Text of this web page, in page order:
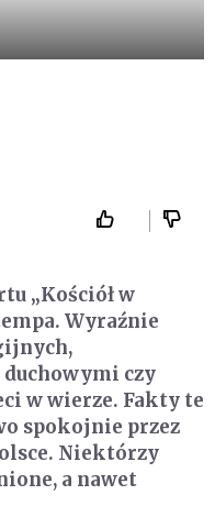
„Kościół w
Wyraźnie
czy
w wierze. Fakty te
spokojnie przez
Niektórzy
a nawet